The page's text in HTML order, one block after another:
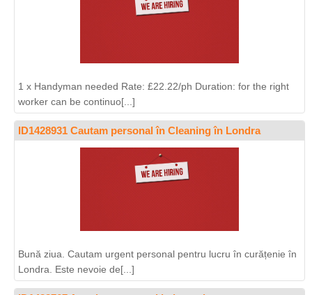
1 x Handyman needed Rate: £22.22/ph Duration: for the right
worker can be continuo[...]
ID1428931 Cautam personal în Cleaning în Londra
Bună ziua. Cautam urgent personal pentru lucru în curățenie în
Londra. Este nevoie de[...]